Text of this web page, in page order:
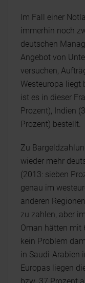
Im Fall einer
immerhin noch
deutschen
Angebot von
versuchen,
Westeuropa liegt
ist es in dieser
Prozent), Indien
Prozent) bestellt.
Zu
wieder mehr
(2013: sieben
genau im
anderen
zu zahlen, aber
Oman hätten mit
kein Problem
in Saudi-Arabien
Europas liegen
bzw. 37 Prozent